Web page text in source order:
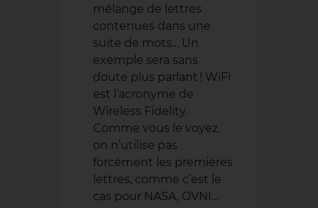
mélange de lettres
contenues dans une
suite de mots… Un
exemple sera sans
doute plus parlant ! WiFi
est l’acronyme de
Wireless Fidelity.
Comme vous le voyez,
on n’utilise pas
forcément les premières
lettres, comme c’est le
cas pour NASA, OVNI…